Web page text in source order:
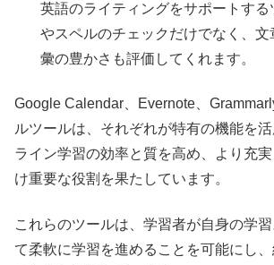
英語のライティングをサポートす
やスペルのチェックだけでなく、
彙の豊かさも評価してくれます。
Google Calendar、Evernote、
ルツールは、それぞれが特有の機能を
ライン学習の効率と質を高め、より充
け重要な役割を果たしています。
これらのツールは、学習者が自身の学
て柔軟に学習を進めることを可能にし